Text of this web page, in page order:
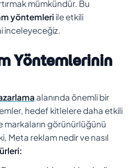
mümkündür. Bu
yöntemleriile etkili
inceleyeceğiz.
Yöntemlerinin
alanında önemli bir
hedef kitlelere daha etkili
markaların görünürlüğünü
Meta reklam nedir ve nasıl